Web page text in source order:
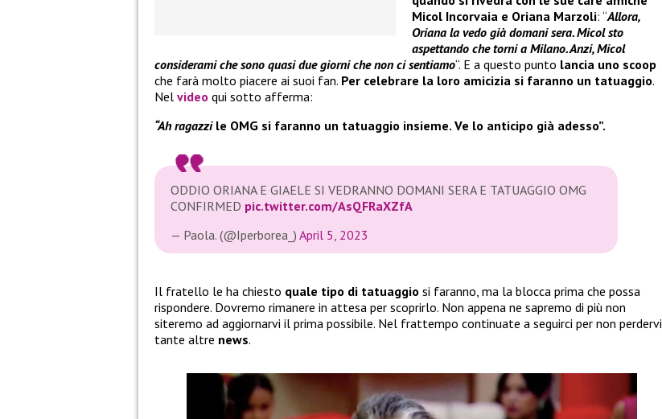
Micol Incorvaia e Oriana Marzoli: “Allora,
Oriana la vedo già domani sera. Micol sto
aspettando che torni a Milano. Anzi, Micol
considerami che sono quasi due giorni che non ci sentiamo“. E a questo punto lancia uno scoop
che farà molto piacere ai suoi fan. Per celebrare la loro amicizia si faranno un tatuaggio.
Nel video qui sotto afferma:
“Ah ragazzile OMG si faranno un tatuaggio insieme. Ve lo anticipo già adesso”.
ODDIO ORIANA E GIAELE SI VEDRANNO DOMANI SERA E TATUAGGIO OMG
CONFIRMED pic.twitter.com/AsQFRaXZfA
— Paola. (@Iperborea_) April 5, 2023
Il fratello le ha chiesto quale tipo di tatuaggio si faranno, ma la blocca prima che possa
rispondere. Dovremo rimanere in attesa per scoprirlo. Non appena ne sapremo di più non
siteremo ad aggiornarvi il prima possibile. Nel frattempo continuate a seguirci per non perdervi
tante altre news.